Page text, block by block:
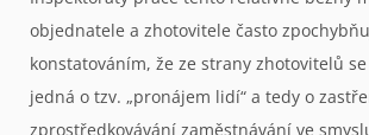
objednatele a zhotovitele často
konstatováním, že ze strany zhotovitelů
jedná o tzv. „pronájem lidí“ a tedy o
zprostředkovávání zaměstnávání ve